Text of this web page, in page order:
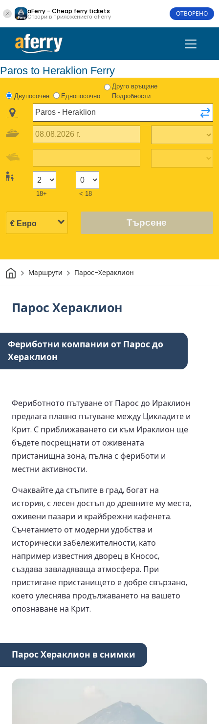
aFerry - Cheap ferry tickets
Отвори в приложението aFerry ОТВОРЕНО
Paros to Heraklion Ferry
Двупосочен Еднопосочно
Друго връщане
Подробности
18+ < 18
Търсене
Начало
Маршрути Парос-Хераклион
Парос Хераклион
Фериботни компании от Парос до
Хераклион
Фериботното пътуване от Парос до Ираклион
предлага плавно пътуване между Цикладите и
Крит. С приближаването си към Ираклион ще
бъдете посрещнати от оживената
пристанищна зона, пълна с фериботи и
местни активности.
Очаквайте да стъпите в град, богат на
история, с лесен достъп до древните му места,
оживени пазари и крайбрежни кафенета.
Съчетанието от модерни удобства и
исторически забележителности, като
например известния дворец в Кносос,
създава завладяваща атмосфера. При
пристигане пристанището е добре свързано,
което улеснява продължаването на вашето
опознаване на Крит.
Парос Хераклион в снимки